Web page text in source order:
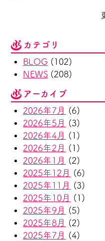
カテゴリ
BLOG (102)
NEWS (208)
アーカイブ
2026年7月
(6)
2026年5月
(3)
2026年4月
(1)
2026年2月
(1)
2026年1月
(2)
2025年12月
(6)
2025年11月
(3)
2025年10月
(1)
2025年9月
(5)
2025年8月
(2)
2025年7月
(4)